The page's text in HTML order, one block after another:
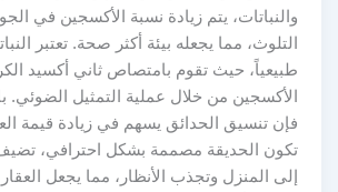
والنباتات، يتم زيادة نسبة الأكسجين في
التلوث، مما يجعله بيئة أكثر صحة. تعتبر
طبيعياً، حيث تقوم بامتصاص ثاني أكسيد
الأكسجين من خلال عملية التمثيل الضوئي.
فإن تنسيق الحدائق يسهم في زيادة قيمة
تكون الحديقة مصممة بشكل احترافي،
إلى المنزل وتجذب الأنظار، مما يجعل العقار